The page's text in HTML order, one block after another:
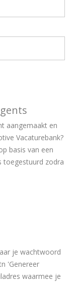
aangemaakt en
Vacaturebank?
basis van een
toegestuurd zodra
je wachtwoord
'Genereer
waarmee je